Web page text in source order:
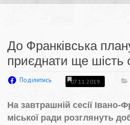
До Франківська
приєднати ще шість
Поділитись 07.11.2019
На завтрашній сесії Івано-
міської ради розглянуть